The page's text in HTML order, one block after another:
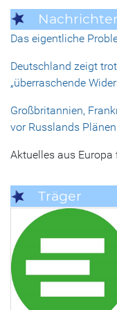
Das eigentliche
Deutschland zeigt
„überraschende
Großbritannien,
vor Russlands
Aktuelles aus Europa
Träger